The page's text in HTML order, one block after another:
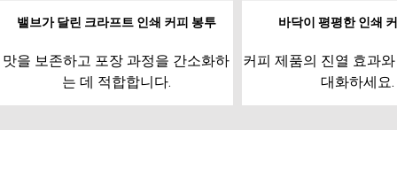
밸브가 달린 크라프트 인쇄 커피 봉투
맛을 보존하고 포장 과정을 간소화하
는 데 적합합니다.
바닥이 평평한 인쇄
커피 제품의 진열 효과
대화하세요.